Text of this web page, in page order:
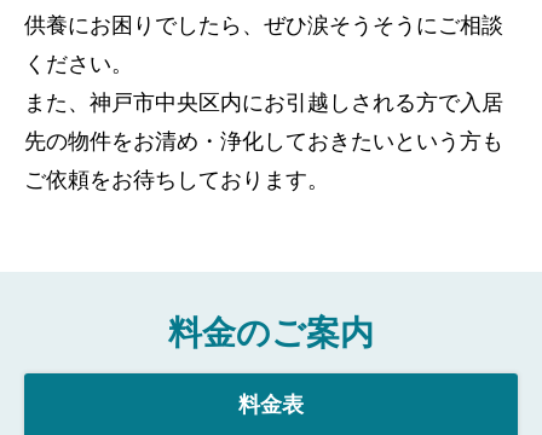
供養にお困りでしたら、ぜひ涙そうそうにご相談
ください。
また、神戸市中央区内にお引越しされる方で入居
先の物件をお清め・浄化しておきたいという方も
ご依頼をお待ちしております。
料金のご案内
料金表